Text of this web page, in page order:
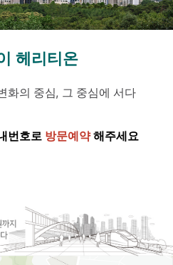
헤리티온
화의 중심, 그 중심에 서다
번호로 방문예약해주세요